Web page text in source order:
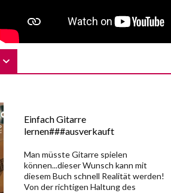
Einfach Gitarre
lernen###ausverkauft
Man müsste Gitarre spielen
können...dieser Wunsch kann mit
diesem Buch schnell Realität werden!
Von der richtigen Haltung des